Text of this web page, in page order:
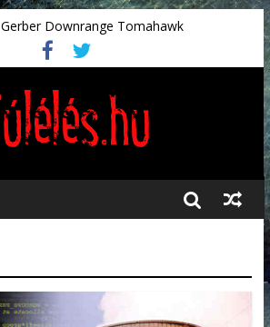
Gerber Downrange Tomahawk
Vészhelyzeti élelmiszerek
Svéd vészhelyzeti tájékoztató.
Vészhelyzetkezelés
Préselt törlőkendők